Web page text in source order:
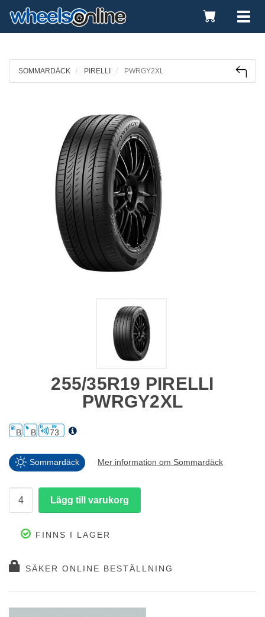
Toggle
Cart
SOMMARDÄCK PIRELLI PWRGY2XL
255/35R19 PIRELLI
PWRGY2XL
B B 73
Sommardäck Mer information om Sommardäck
FINNS I LAGER
SÄKER ONLINE BESTÄLLNING